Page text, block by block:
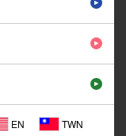
EN TWN